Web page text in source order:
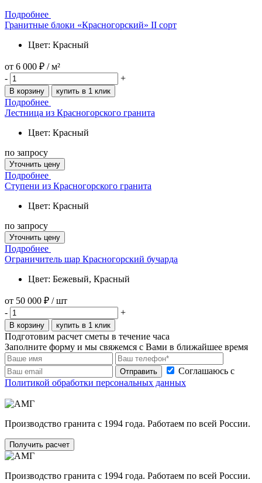
Подробнее
Гранитные блоки «Красногорский» II сорт
Цвет: Красный
от 6 000 ₽ / м²
-
+
В корзину купить в 1 клик
Подробнее
Лестница из Красногорского гранита
Цвет: Красный
по запросу
Уточнить цену
Подробнее
Ступени из Красногорского гранита
Цвет: Красный
по запросу
Уточнить цену
Подробнее
Ограничитель шар Красногорский бучарда
Цвет: Бежевый, Красный
от 50 000 ₽ / шт
-
+
В корзину купить в 1 клик
Подготовим расчет сметы в течение часа
Заполните форму и мы свяжемся с Вами в ближайшее время
Отправить
Соглашаюсь с
Политикой обработки персональных данных
Производство гранита с 1994 года. Работаем по всей России.
Получить расчет
Производство гранита с 1994 года. Работаем по всей России.